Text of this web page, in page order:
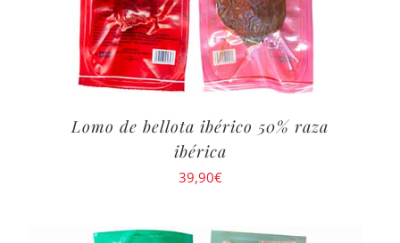
Lomo de bellota ibérico 50% raza
ibérica
39,90€